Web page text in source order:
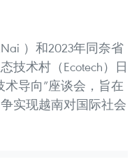
）和2023年同奈省
技术村（Ecotech）日
导向”座谈会，旨在
实现越南对国际社会